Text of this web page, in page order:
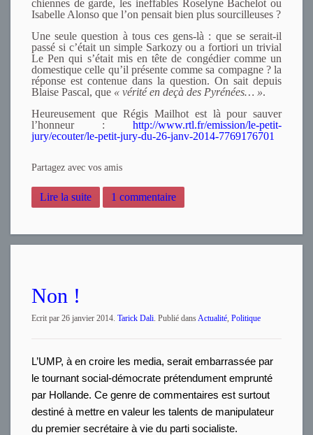
chiennes de garde, les ineffables Roselyne Bachelot ou
Isabelle Alonso que l’on pensait bien plus sourcilleuses ?
Une seule question à tous ces gens-là : que se serait-il
passé si c’était un simple Sarkozy ou a fortiori un trivial
Le Pen qui s’était mis en tête de congédier comme un
domestique celle qu’il présente comme sa compagne ? la
réponse est contenue dans la question. On sait depuis
Blaise Pascal, que « vérité en deçà des Pyrénées… ».
Heureusement que Régis Mailhot est là pour sauver
l’honneur : http://www.rtl.fr/emission/le-petit-
jury/ecouter/le-petit-jury-du-26-janv-2014-7769176701
Partagez avec vos amis
Lire la suite 1 commentaire
Non !
Ecrit par 26 janvier 2014. Tarick Dali. Publié dansActualité, Politique
L’UMP, à en croire les media, serait embarrassée par
le tournant social-démocrate prétendument emprunté
par Hollande. Ce genre de commentaires est surtout
destiné à mettre en valeur les talents de manipulateur
du premier secrétaire à vie du parti socialiste.